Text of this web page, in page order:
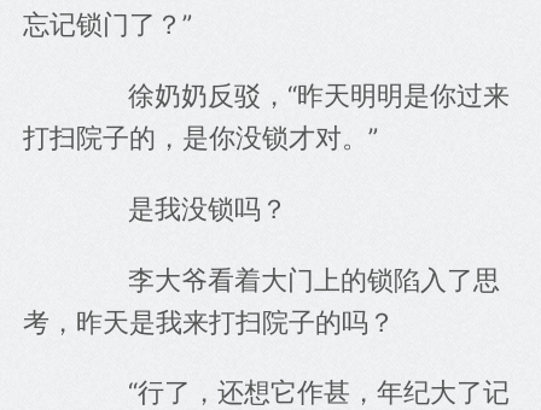
忘记锁门了？”
徐奶奶反驳，“昨天明明是你过来
打扫院子的，是你没锁才对。”
是我没锁吗？
李大爷看着大门上的锁陷入了思
考，昨天是我来打扫院子的吗？
“行了，还想它作甚，年纪大了记